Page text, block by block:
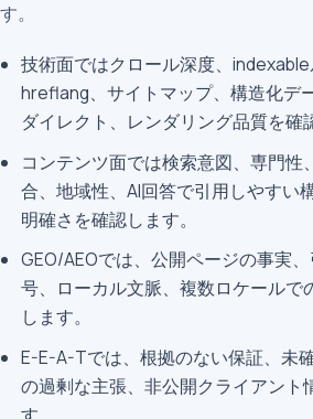
す。
技術面ではクロール深度、indexable
hreflang、サイトマップ、構造化デ
ダイレクト、レンダリング品質を確
コンテンツ面では検索意図、専門性
合、地域性、AI回答で引用しやすい
明確さを確認します。
GEO/AEOでは、公開ページの事実
号、ローカル文脈、複数ロケールで
します。
E-E-A-Tでは、根拠のない保証、未
の過剰な主張、非公開クライアント
す。